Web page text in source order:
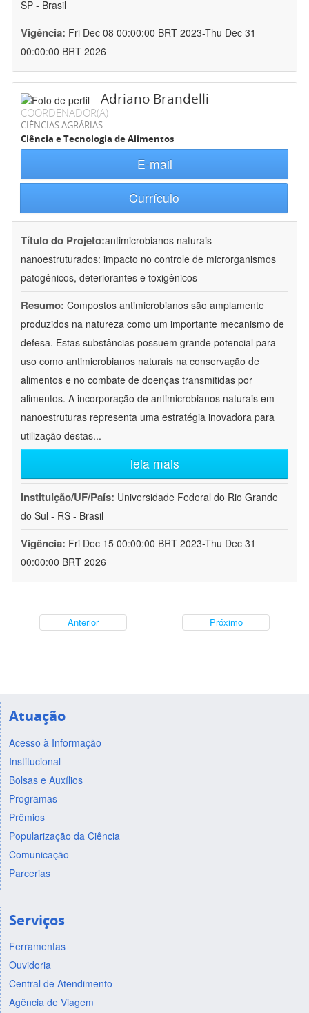
SP - Brasil
Vigência: Fri Dec 08 00:00:00 BRT 2023-Thu Dec 31
00:00:00 BRT 2026
Adriano Brandelli
COORDENADOR(A)
CIÊNCIAS AGRÁRIAS
Ciência e Tecnologia de Alimentos
E-mail
Currículo
Título do Projeto:antimicrobianos naturais
nanoestruturados: impacto no controle de microrganismos
patogênicos, deteriorantes e toxigênicos
Resumo: Compostos antimicrobianos são amplamente
produzidos na natureza como um importante mecanismo de
defesa. Estas substâncias possuem grande potencial para
uso como antimicrobianos naturais na conservação de
alimentos e no combate de doenças transmitidas por
alimentos. A incorporação de antimicrobianos naturais em
nanoestruturas representa uma estratégia inovadora para
utilização destas...
leia mais
Instituição/UF/País: Universidade Federal do Rio Grande
do Sul - RS - Brasil
Vigência: Fri Dec 15 00:00:00 BRT 2023-Thu Dec 31
00:00:00 BRT 2026
Anterior Próximo
Atuação
Acesso à Informação
Institucional
Bolsas e Auxílios
Programas
Prêmios
Popularização da Ciência
Comunicação
Parcerias
Serviços
Ferramentas
Ouvidoria
Central de Atendimento
Agência de Viagem